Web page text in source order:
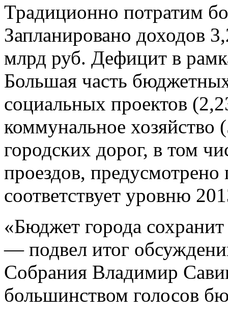
Традиционно потратим
Запланировано доходов
млрд руб. Дефицит в
Большая часть
социальных проектов
коммунальное
городских дорог, в том
проездов,
соответствует уровню
«Бюджет города
— подвел итог
Собрания Владимир
большинством голосов